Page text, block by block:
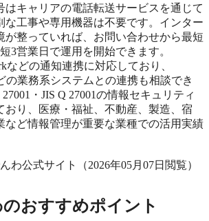
はキャリアの電話転送サービスを通じて
な工事や専用機器は不要です。インター
が整っていれば、お問い合わせから最短
3営業日で運用を開始できます。
などの通知連携に対応しており、
の業務系システムとの連携も相談でき
・JIS Q 27001の情報セキュリティ
おり、医療・福祉、不動産、製造、宿
など情報管理が重要な業種での活用実績
わ公式サイト（2026年05月07日閲覧）
のおすすめポイント